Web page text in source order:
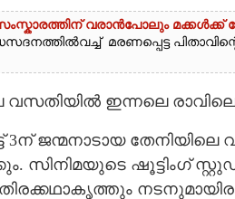
വരാൻപോലും
മരണപ്പെട്ട
വസതിയിൽ ഇന്നലെ
3ന് ജന്മനാടായ
സിനിമയുടെ ഷൂട്ടിംഗ്
തിരക്കഥാകൃത്തും